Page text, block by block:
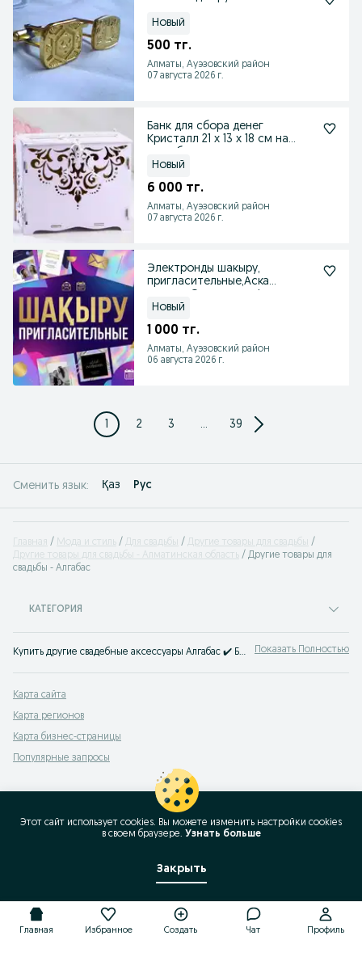
Новый
500 тг.
Алматы, Ауэзовский район
07 августа 2026 г.
Банк для сбора денег
Кристалл 21 х 13 х 18 см на
Новый
6 000 тг.
Алматы, Ауэзовский район
07 августа 2026 г.
Электронды шакыру,
пригласительные,Аска
алу
Новый
1 000 тг.
Алматы, Ауэзовский район
06 августа 2026 г.
1 2 3 ... 39
Сменить язык: Қаз Рус
Главная Мода и стиль Для свадьбы
Другие товары для свадьбы
Другие товары для свадьбы - Алматинская область
Другие товары для
свадьбы - Алгабас
КАТЕГОРИЯ
Купить другие свадебные аксессуары Алгабас ✔️ Большой выбор разных аксессуаров на свадьбу ⭐ Купить другие свадебные товары недорого на OLX.kz! Показать Полностью
Карта сайта
Карта регионов
Карта бизнес-страницы
Популярные запросы
Главная Избранное Создать Чат Профиль
Этот сайт использует cookies. Вы можете изменить настройки cookies
в своeм браузере. Узнать больше
Закрыть